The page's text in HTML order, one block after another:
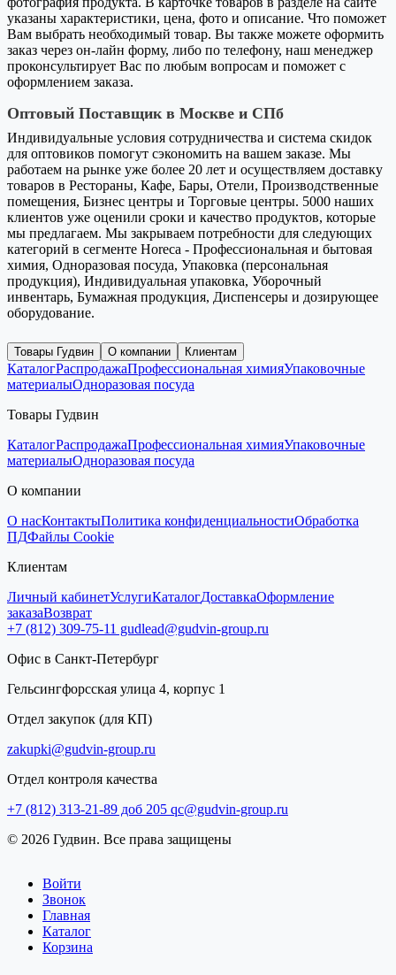
указаны характеристики, цена, фото и описание. Что поможет
Вам выбрать необходимый товар. Вы также можете оформить
заказ через он-лайн форму, либо по телефону, наш менеджер
проконсультирует Вас по любым вопросам и поможет с
оформлением заказа.
Оптовый Поставщик в Москве и СПб
Индивидуальные условия сотрудничества и система скидок
для оптовиков помогут сэкономить на вашем заказе. Мы
работаем на рынке уже более 20 лет и осуществляем доставку
товаров в Рестораны, Кафе, Бары, Отели, Производственные
помещения, Бизнес центры и Торговые центры. 5000 наших
клиентов уже оценили сроки и качество продуктов, которые
мы предлагаем. Мы закрываем потребности для следующих
категорий в сегменте Horeca - Профессиональная и бытовая
химия, Одноразовая посуда, Упаковка (персональная
продукция), Индивидуальная упаковка, Уборочный
инвентарь, Бумажная продукция, Диспенсеры и дозирующее
оборудование.
Товары Гудвин О компании Клиентам
КаталогРаспродажаПрофессиональная химияУпаковочные
материалыОдноразовая посуда
Товары Гудвин
КаталогРаспродажаПрофессиональная химияУпаковочные
материалыОдноразовая посуда
О компании
О насКонтактыПолитика конфиденциальностиОбработка
ПДФайлы Cookie
Клиентам
Личный кабинетУслугиКаталогДоставкаОформление
заказаВозврат
+7 (812) 309-75-11 gudlead@gudvin-group.ru
Офис в Санкт-Петербург
Гельсингфорсская улица 4, корпус 1
Отдел закупок (для КП)
zakupki@gudvin-group.ru
Отдел контроля качества
+7 (812) 313-21-89 доб 205 qc@gudvin-group.ru
© 2026 Гудвин. Все права защищены
Войти
Звонок
Главная
Каталог
Корзина